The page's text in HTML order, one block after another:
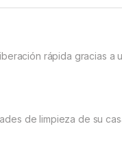
rápida gracias a
de limpieza de su